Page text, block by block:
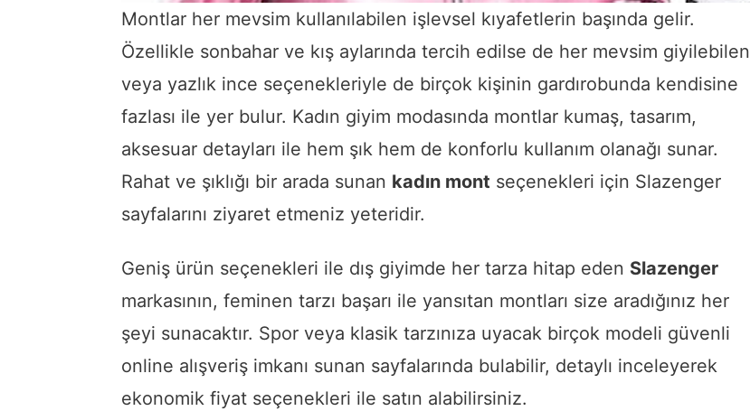
Montlar her mevsim kullanılabilen işlevsel kıyafetlerin başında gelir.
Özellikle sonbahar ve kış aylarında tercih edilse de her mevsim giyilebilen
veya yazlık ince seçenekleriyle de birçok kişinin gardırobunda kendisine
fazlası ile yer bulur. Kadın giyim modasında montlar kumaş, tasarım,
aksesuar detayları ile hem şık hem de konforlu kullanım olanağı sunar.
Rahat ve şıklığı bir arada sunan kadın mont seçenekleri için Slazenger
sayfalarını ziyaret etmeniz yeteridir.
Geniş ürün seçenekleri ile dış giyimde her tarza hitap eden Slazenger
markasının, feminen tarzı başarı ile yansıtan montları size aradığınız her
şeyi sunacaktır. Spor veya klasik tarzınıza uyacak birçok modeli güvenli
online alışveriş imkanı sunan sayfalarında bulabilir, detaylı inceleyerek
ekonomik fiyat seçenekleri ile satın alabilirsiniz.